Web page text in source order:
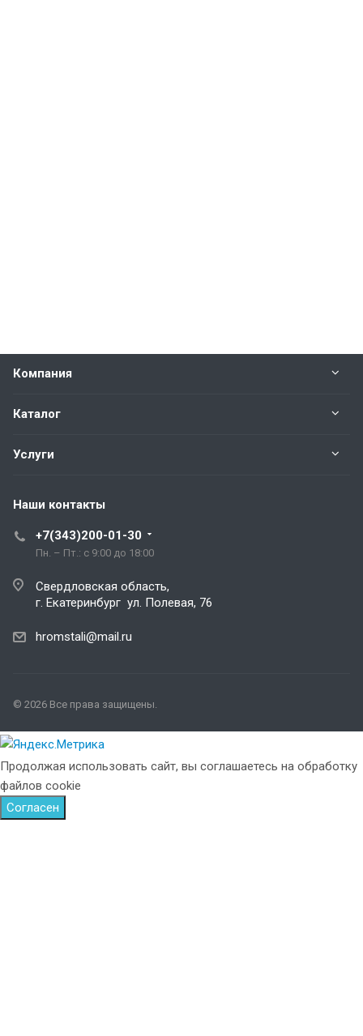
Компания
Каталог
Услуги
Наши контакты
+7(343)200-01-30
Пн. – Пт.: с 9:00 до 18:00
Свердловская область,
г. Екатеринбург ул. Полевая, 76
hromstali@mail.ru
© 2026 Все права защищены.
Продолжая использовать сайт, вы соглашаетесь на обработку
файлов cookie
Согласен